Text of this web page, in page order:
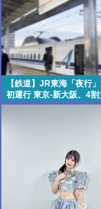
【鉄道】JR東海「夜行
初運行 東京-新大阪、4割